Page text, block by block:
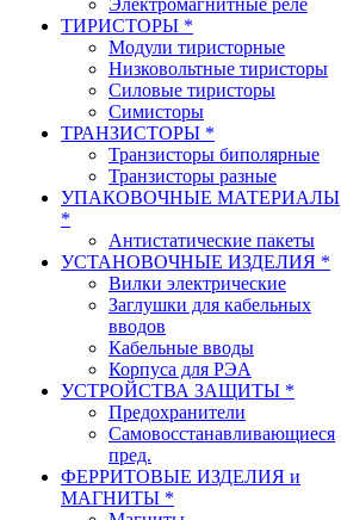
Электромагнитные реле
ТИРИСТОРЫ *
Модули тиристорные
Низковольтные тиристоры
Силовые тиристоры
Симисторы
ТРАНЗИСТОРЫ *
Транзисторы биполярные
Транзисторы разные
УПАКОВОЧНЫЕ МАТЕРИАЛЫ
*
Антистатические пакеты
УСТАНОВОЧНЫЕ ИЗДЕЛИЯ *
Вилки электрические
Заглушки для кабельных
вводов
Кабельные вводы
Корпуса для РЭА
УСТРОЙСТВА ЗАЩИТЫ *
Предохранители
Самовосстанавливающиеся
пред.
ФЕРРИТОВЫЕ ИЗДЕЛИЯ и
МАГНИТЫ *